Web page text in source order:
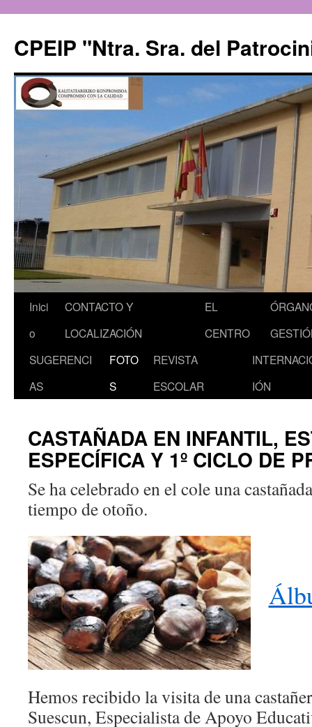
CPEIP "Ntra. Sra. del
Saltar
contenido
Inici
o
CONTACTO Y
LOCALIZACIÓN
EL
CENTRO
SUGERENCI
AS
FOTO
S
REVISTA
ESCOLAR
IÓN
CASTAÑADA EN INFANTIL,
ESPECÍFICA Y 1º CICLO DE
Se ha celebrado en el cole una
tiempo de otoño.
Hemos recibido la visita de una
Suescun, Especialista de Apoyo